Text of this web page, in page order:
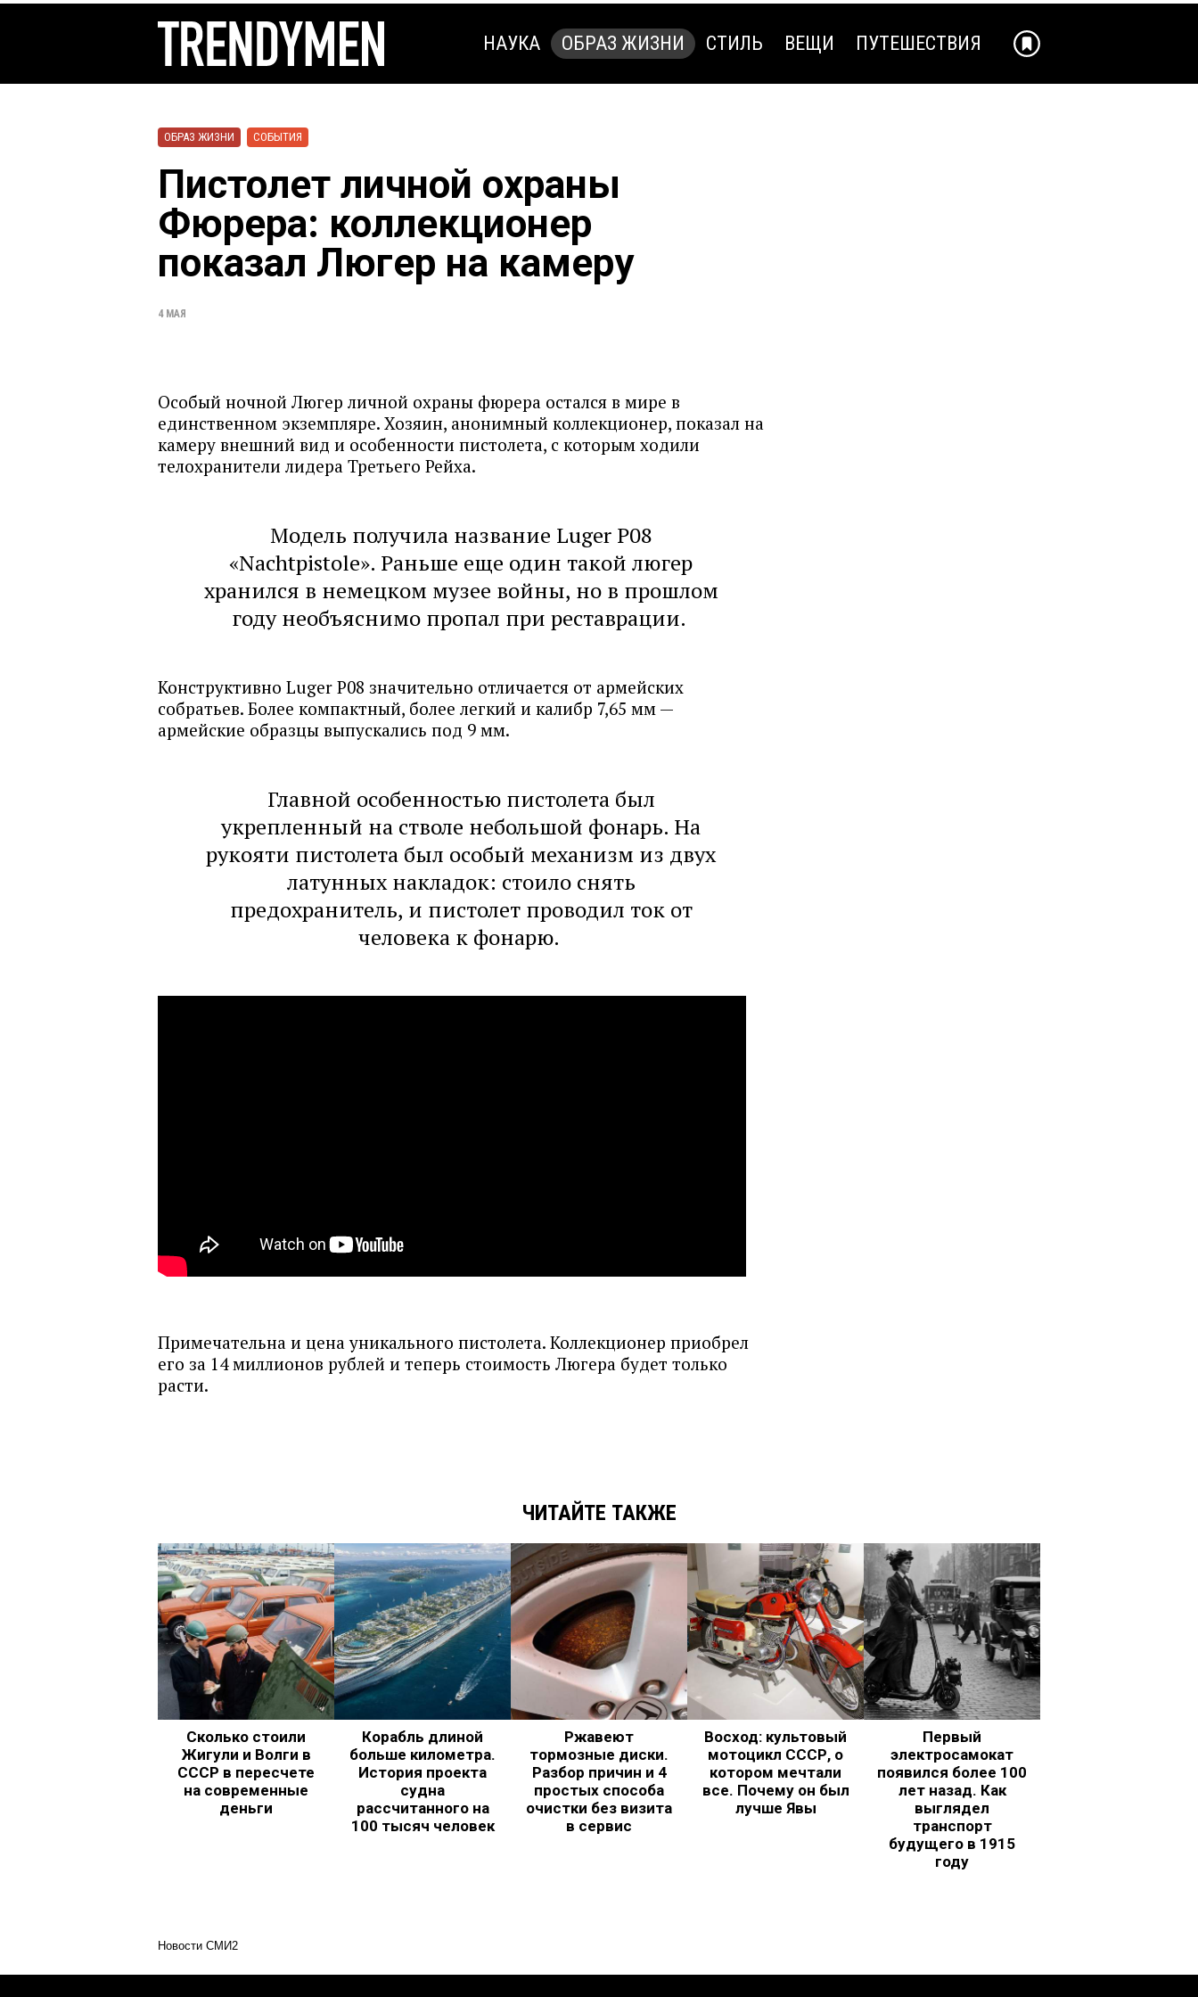
НАУКА ОБРАЗ ЖИЗНИ СТИЛЬ ВЕЩИ ПУТЕШЕСТВИЯ
ОБРАЗ ЖИЗНИ СОБЫТИЯ
Пистолет личной охраны
Фюрера: коллекционер
показал Люгер на камеру
4 МАЯ
Особый ночной Люгер личной охраны фюрера остался в мире в
единственном экземпляре. Хозяин, анонимный коллекционер, показал на
камеру внешний вид и особенности пистолета, с которым ходили
телохранители лидера Третьего Рейха.
Модель получила название Luger P08
«Nachtpistole». Раньше еще один такой люгер
хранился в немецком музее войны, но в прошлом
году необъяснимо пропал при реставрации.
Конструктивно Luger P08 значительно отличается от армейских
собратьев. Более компактный, более легкий и калибр 7,65 мм —
армейские образцы выпускались под 9 мм.
Главной особенностью пистолета был
укрепленный на стволе небольшой фонарь. На
рукояти пистолета был особый механизм из двух
латунных накладок: стоило снять
предохранитель, и пистолет проводил ток от
человека к фонарю.
Примечательна и цена уникального пистолета. Коллекционер приобрел
его за 14 миллионов рублей и теперь стоимость Люгера будет только
расти.
ЧИТАЙТЕ ТАКЖЕ
Сколько стоили
Жигули и Волги в
СССР в пересчете
на современные
деньги
Корабль длиной
больше километра.
История проекта
судна
рассчитанного на
100 тысяч человек
Ржавеют
тормозные диски.
Разбор причин и 4
простых способа
очистки без визита
в сервис
Восход: культовый
мотоцикл СССР, о
котором мечтали
все. Почему он был
лучше Явы
Первый
электросамокат
появился более 100
лет назад. Как
выглядел
транспорт
будущего в 1915
году
Новости СМИ2